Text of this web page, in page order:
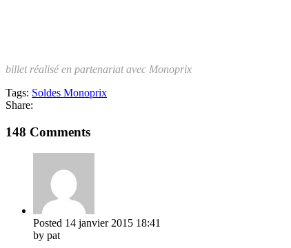
billet réalisé en partenariat avec Monoprix
Tags: Soldes Monoprix
Share:
148 Comments
Posted 14 janvier 2015 18:41
by pat